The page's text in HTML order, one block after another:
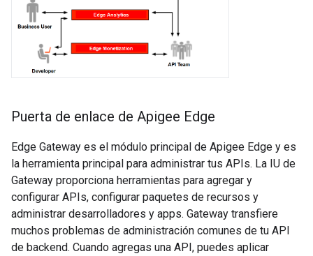
Puerta de enlace de Apigee Edge
Edge Gateway es el módulo principal de Apigee Edge y es
la herramienta principal para administrar tus APIs. La IU de
Gateway proporciona herramientas para agregar y
configurar APIs, configurar paquetes de recursos y
administrar desarrolladores y apps. Gateway transfiere
muchos problemas de administración comunes de tu API
de backend. Cuando agregas una API, puedes aplicar